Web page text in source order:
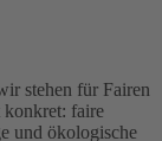
stehen für Fairen
faire
und ökologische